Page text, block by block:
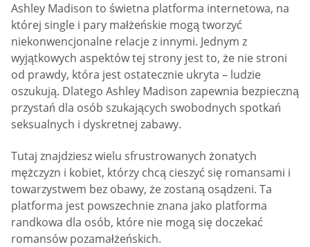
Ashley Madison to świetna platforma internetowa, na
której single i pary małżeńskie mogą tworzyć
niekonwencjonalne relacje z innymi. Jednym z
wyjątkowych aspektów tej strony jest to, że nie stroni
od prawdy, która jest ostatecznie ukryta – ludzie
oszukują. Dlatego Ashley Madison zapewnia bezpieczną
przystań dla osób szukających swobodnych spotkań
seksualnych i dyskretnej zabawy.
Tutaj znajdziesz wielu sfrustrowanych żonatych
mężczyzn i kobiet, którzy chcą cieszyć się romansami i
towarzystwem bez obawy, że zostaną osądzeni. Ta
platforma jest powszechnie znana jako platforma
randkowa dla osób, które nie mogą się doczekać
romansów pozamałżeńskich.